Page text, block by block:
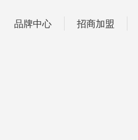
品牌中心 招商加盟